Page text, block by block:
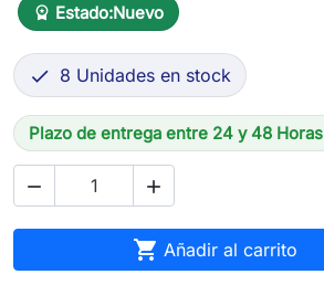
workspace_premium Estado:Nuevo
 8 Unidades en stock
Plazo de entrega entre 24 y 48 Horas
 
 Añadir al carrito